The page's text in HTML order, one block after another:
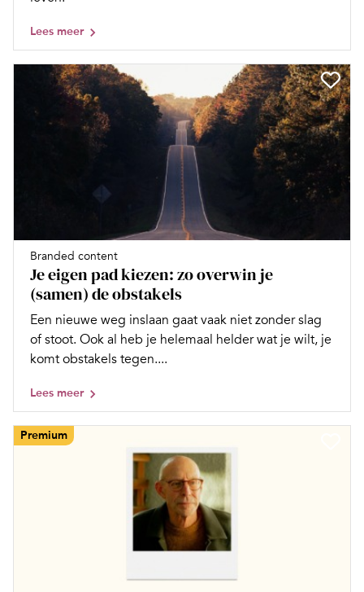
Lees meer
Branded content
Je eigen pad kiezen: zo overwin je
(samen) de obstakels
Een nieuwe weg inslaan gaat vaak niet zonder slag
of stoot. Ook al heb je helemaal helder wat je wilt, je
komt obstakels tegen....
Lees meer
Premium